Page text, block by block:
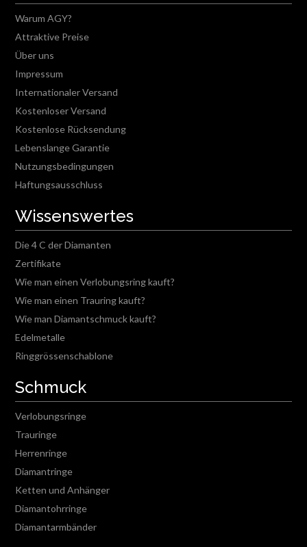
Warum AGY?
Attraktive Preise
Über uns
Impressum
Internationaler Versand
Kostenloser Versand
Kostenlose Rücksendung
Lebenslange Garantie
Nutzungsbedingungen
Haftungsausschluss
Wissenswertes
Die 4 C der Diamanten
Zertifikate
Wie man einen Verlobungsring kauft?
Wie man einen Trauring kauft?
Wie man Diamantschmuck kauft?
Edelmetalle
Ringgrössenschablone
Schmuck
Verlobungsringe
Trauringe
Herrenringe
Diamantringe
Ketten und Anhänger
Diamantohrringe
Diamantarmbänder